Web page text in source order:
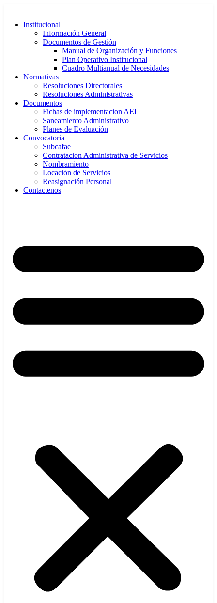
contenidoInstitucional
Información General
Documentos de Gestión
Manual de Organización y Funciones
Plan Operativo Institucional
Cuadro Multianual de Necesidades
Normativas
Resoluciones Directorales
Resoluciones Administrativas
Documentos
Fichas de implementacion AEI
Saneamiento Administrativo
Planes de Evaluación
Convocatoria
Subcafae
Contratacion Administrativa de Servicios
Nombramiento
Locación de Servicios
Reasignación Personal
Contactenos